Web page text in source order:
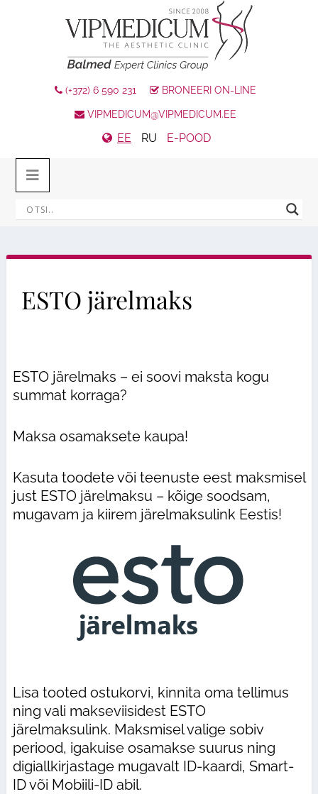
(+372) 6 590 231 BRONEERI ON-LINE
VIPMEDICUM@VIPMEDICUM.EE
EE RU E-POOD
ESTO järelmaks
ESTO järelmaks – ei soovi maksta kogu
summat korraga?
Maksa osamaksete kaupa!
Kasuta toodete või teenuste eest maksmisel
just ESTO järelmaksu – kõige soodsam,
mugavam ja kiirem järelmaksulink Eestis!
Lisa tooted ostukorvi, kinnita oma tellimus
ning vali makseviisidest ESTO
järelmaksulink. Maksmisel valige sobiv
periood, igakuise osamakse suurus ning
digiallkirjastage mugavalt ID-kaardi, Smart-
ID või Mobiili-ID abil.